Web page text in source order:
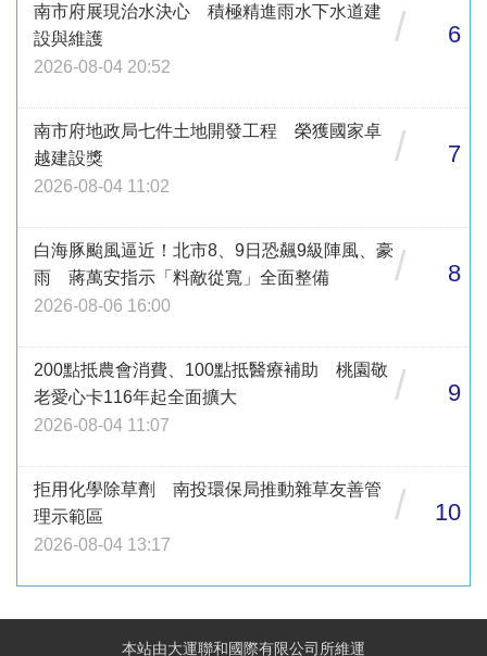
南市府展現治水決心 積極精進雨水下水道建
設與維護
2026-08-04 20:52
/ 6
南市府地政局七件土地開發工程 榮獲國家卓
越建設獎
2026-08-04 11:02
/ 7
白海豚颱風逼近！北市8、9日恐飆9級陣風、豪
雨 蔣萬安指示「料敵從寬」全面整備
2026-08-06 16:00
/ 8
200點抵農會消費、100點抵醫療補助 桃園敬
老愛心卡116年起全面擴大
2026-08-04 11:07
/ 9
拒用化學除草劑 南投環保局推動雜草友善管
理示範區
2026-08-04 13:17
/ 10
本站由大運聯和國際有限公司所維運